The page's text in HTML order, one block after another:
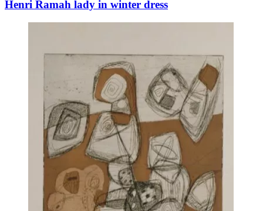
Henri Ramah lady in winter dress